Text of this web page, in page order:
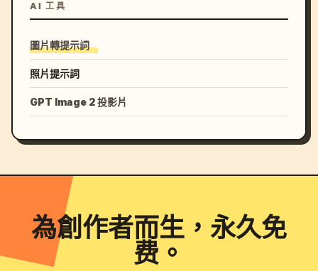
AI 工具
圖片轉提示詞
照片提示詞
GPT Image 2 投影片
為創作者而生，永久免
费。